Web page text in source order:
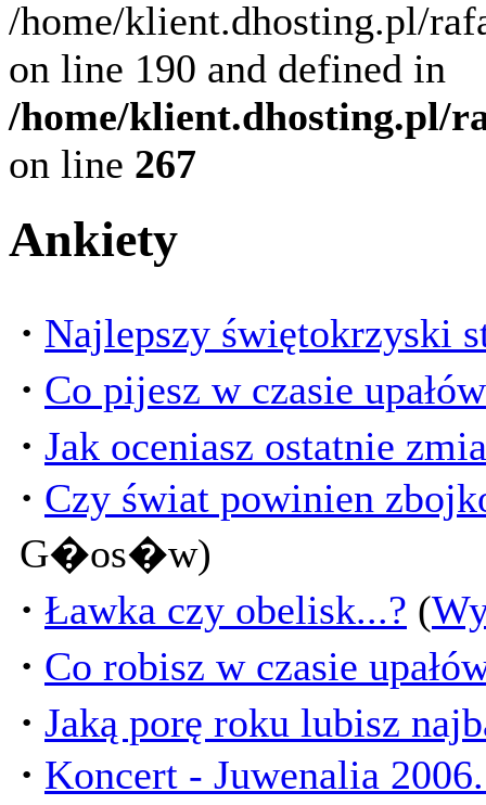
/home/klient.dhosting.pl/
on line 190 and defined in
/home/klient.dhosting.pl/
on line 267
Ankiety
· Najlepszy świętokrzyski
· Co pijesz w czasie
· Jak oceniasz ostatnie
· Czy świat powinien
G�os�w)
· Ławka czy obelisk...? (
· Co robisz w czasie
· Jaką porę roku lubisz
· Koncert - Juwenalia